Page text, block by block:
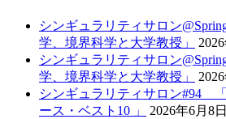
シンギュラリティサロン
学、境界科学と大学教授」
シンギュラリティサロン
学、境界科学と大学教授」
シンギュラリティサロン#94
ース・ベスト10 」
2026年6月8日